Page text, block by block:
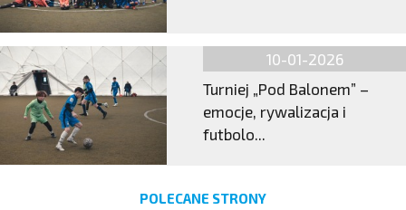
10-01-2026
Turniej „Pod Balonem” –
emocje, rywalizacja i
futbolo...
POLECANE STRONY